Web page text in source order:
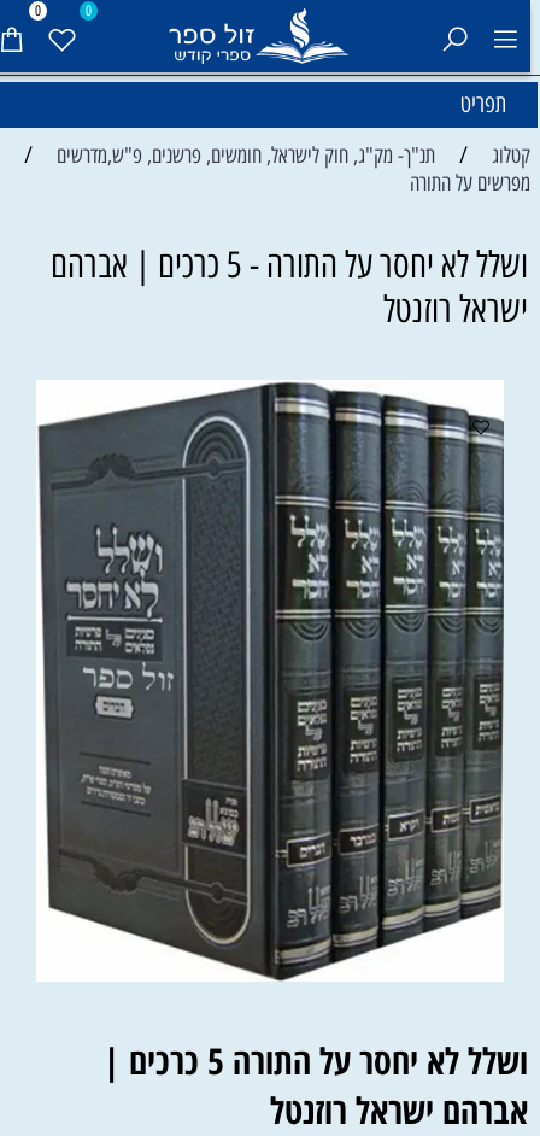
0 0
תפריט
קטלוג / תנ"ך- מק"ג, חוק לישראל, חומשים, פרשנים, פ"ש,מדרשים /
מפרשים על התורה
ושלל לא יחסר על התורה - 5 כרכים | אברהם
ישראל רוזנטל
ושלל לא יחסר על התורה 5 כרכים |
אברהם ישראל רוזנטל